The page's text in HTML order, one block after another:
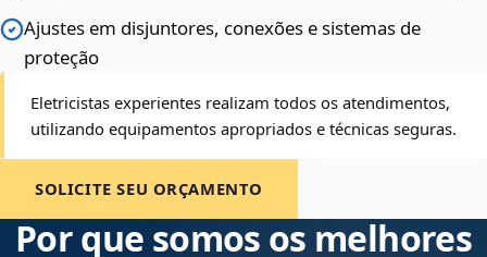
Ajustes em disjuntores, conexões e sistemas de
proteção
Eletricistas experientes realizam todos os atendimentos,
utilizando equipamentos apropriados e técnicas seguras.
SOLICITE SEU ORÇAMENTO
Por que somos os melhores